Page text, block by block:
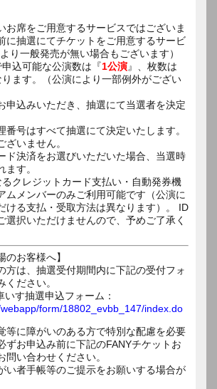
お席をご用意するサービスではございま
に抽選にてチケットをご用意するサービ
り一般発売が無い場合もございます）
申込可能な公演数は『1公演』、枚数は
ます。（公演により一部例外がござい
申込みいただき、抽選にて当選者を決定
番号はすべて抽選にて決定いたします。
ざいません。
ド決済をお選びいただいた場合、当選時
ます。
るクレジットカード支払い・自動発券機
ムメンバーのみご利用可能です（公演に
ける支払・受取方法は異なります）。 ID
選択いただけませんので、予めご了承く
のお客様へ】
方は、抽選受付期間内に下記の受付フォ
ください。
いす抽選申込フォーム：
form/18802_evbb_147/index.do
等に障がいのある方で特別な配慮を必要
ずお申込み前に下記のFANYチケットお
問い合わせください。
い者手帳等のご提示をお願いする場合が